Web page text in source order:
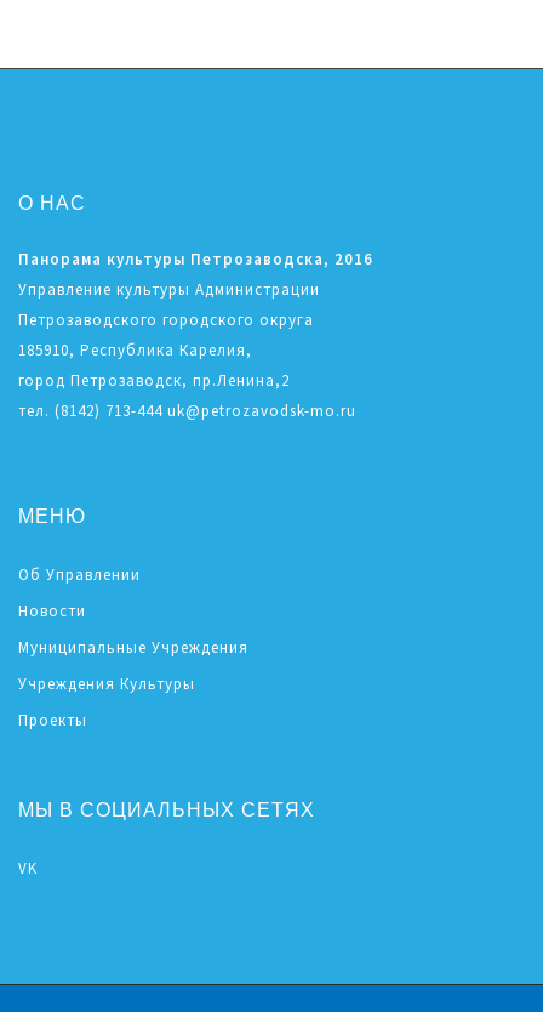
О НАС
Панорама культуры Петрозаводска, 2016
Управление культуры Администрации
Петрозаводского городского округа
185910, Республика Карелия,
город Петрозаводск, пр.Ленина,2
тел. (8142) 713-444 uk@petrozavodsk-mo.ru
МЕНЮ
Об Управлении
Новости
Муниципальные Учреждения
Учреждения Культуры
Проекты
МЫ В СОЦИАЛЬНЫХ СЕТЯХ
VK